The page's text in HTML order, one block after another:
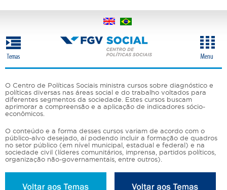
conteúdo
principal
O Centro de Políticas Sociais ministra cursos sobre diagnóstico e
políticas diversas nas áreas social e do trabalho voltados para
diferentes segmentos da sociedade. Estes cursos buscam
aprimorar a compreensão e a aplicação de indicadores sócio-
econômicos.
O conteúdo e a forma desses cursos variam de acordo com o
público-alvo desejado, aí podendo incluir a formação de quadros
no setor público (em nível municipal, estadual e federal) e na
sociedade civil (líderes comunitários, imprensa, partidos políticos,
organização não-governamentais, entre outros).